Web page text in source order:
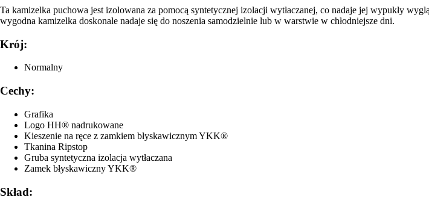
Ta kamizelka puchowa jest izolowana za pomocą syntetycznej izolacji wytłaczanej, co nadaje jej wypukły
wygodna kamizelka doskonale nadaje się do noszenia samodzielnie lub w warstwie w chłodniejsze dni.
Krój:
Normalny
Cechy:
Grafika
Logo HH® nadrukowane
Kieszenie na ręce z zamkiem błyskawicznym YKK®
Tkanina Ripstop
Gruba syntetyczna izolacja wytłaczana
Zamek błyskawiczny YKK®
Skład: